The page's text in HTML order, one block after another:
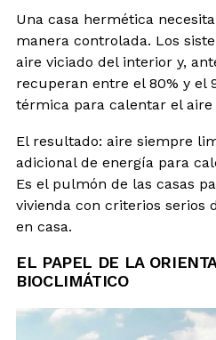
Una casa hermética
manera controlada. Los
aire viciado del interior y,
recuperan entre el 80% y el
térmica para calentar el
El resultado: aire siempre
adicional de energía para
Es el pulmón de las casas
vivienda con criterios serios
en casa.
EL PAPEL DE LA
BIOCLIMÁTICO